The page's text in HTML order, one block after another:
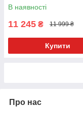
В наявності
11 245 ₴ 11 999 ₴
Купити
Про нас